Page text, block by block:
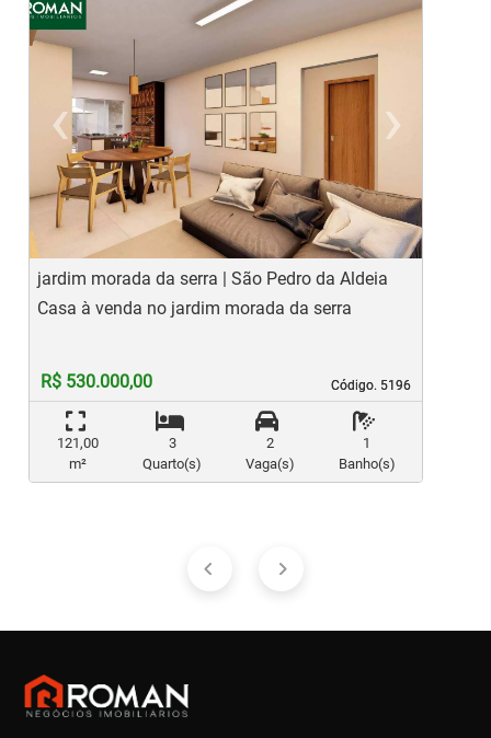
‹
Previous
›
jardim morada da serra | São Pedro da Aldeia
Código. 5196
Código. 5196
Casa à venda no jardim morada da serra
R$ 530.000,00
121,00
m²
3
Quarto(s)
2
Vaga(s)
1
Banho(s)